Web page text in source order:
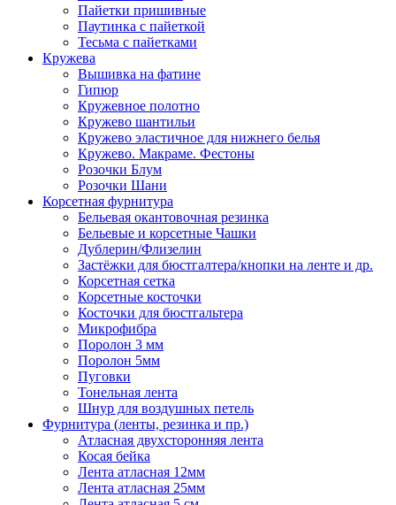
Пайетки пришивные
Паутинка с пайеткой
Тесьма с пайетками
Кружева
Вышивка на фатине
Гипюр
Кружевное полотно
Кружево шантильи
Кружево эластичное для нижнего белья
Кружево. Макраме. Фестоны
Розочки Блум
Розочки Шани
Корсетная фурнитура
Бельевая окантовочная резинка
Бельевые и корсетные Чашки
Дублерин/Флизелин
Застёжки для бюстгалтера/кнопки на ленте и др.
Корсетная сетка
Корсетные косточки
Косточки для бюстгальтера
Микрофибра
Поролон 3 мм
Поролон 5мм
Пуговки
Тонельная лента
Шнур для воздушных петель
Фурнитура (ленты, резинка и пр.)
Атласная двухсторонняя лента
Косая бейка
Лента атласная 12мм
Лента атласная 25мм